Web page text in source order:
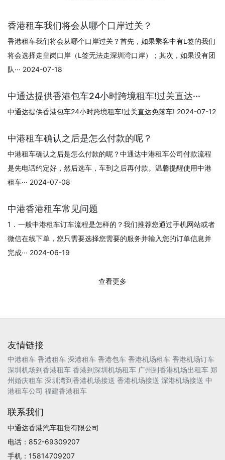
香港租车我们将会从哪个口岸过关？
香港租车我们将会从哪个口岸过关？首先，如果乘客中有L签的我们
将会选择走皇岗口岸（L签无法走深圳湾口岸）；其次，如果没有团
队··· 2024-07-18
中通达提供香港包车24小时跨境租车!过关直达···
中通达提供香港包车24小时跨境租车!过关直达免落车! 2024-07-12
中港租车确认之后是怎么付款的呢？
中港租车确认之后是怎么付款的呢？中通达中港租车公司付款流程
是先电话约定好，然后选车，车到之后再付款。温馨提醒使用中港
租车··· 2024-07-08
中港香港租车常见问题
1．一般中港租车订车流程是怎样的？我们推荐您通过手机网站或者
微信在线下单，您只需要选择您需要的服务并输入您的订单信息并
完成··· 2024-06-19
查看更多
友情链接
中港租车 香港租车 深港租车 香港包车 香港机场租车 香港机场订车
深圳机场到香港租车 香港到深圳机场租车 广州到香港机场出租车 郑
州婚庆租车 深圳湾到香港机场接送 香港机场接送 深港机场接送 中
港租车公司 福建香港租车
联系我们
中通达香港汽车租赁有限公司
电话：852-69309207
手机：15814709207